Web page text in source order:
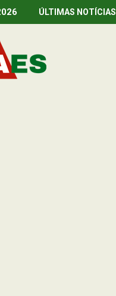
ÚLTIMAS NOTÍCIAS